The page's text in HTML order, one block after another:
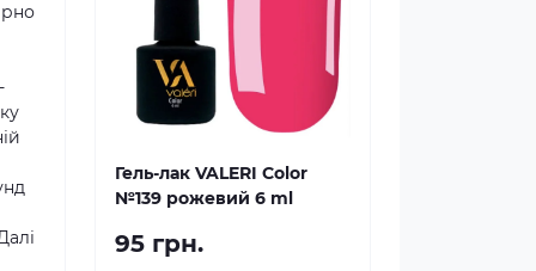
Гель-лак VALERI Color
№139 рожевий 6 ml
95 грн.